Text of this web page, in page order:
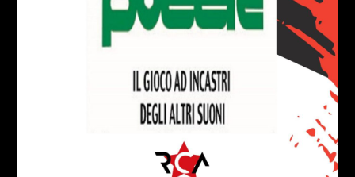
Sostieni Radio Città Aperta